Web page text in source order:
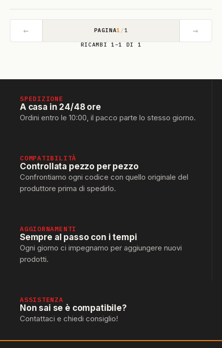
← PAGINA1 /1 →
RICAMBI 1–1 DI 1
SPEDIZIONE
A casa in 24/48 ore
Ordini entro le 10:00, il pacco parte lo stesso giorno.
COMPATIBILITÀ
Controllata pezzo per pezzo
Confrontiamo ogni codice con quello originale del
produttore prima di spedirlo.
AGGIORNAMENTI
Sempre al passo con i tempi
Ogni giorno ci impegnamo per aggiungere nuovi
prodotti.
ASSISTENZA
Non sai se è compatibile?
Contattaci e chiedi consiglio!